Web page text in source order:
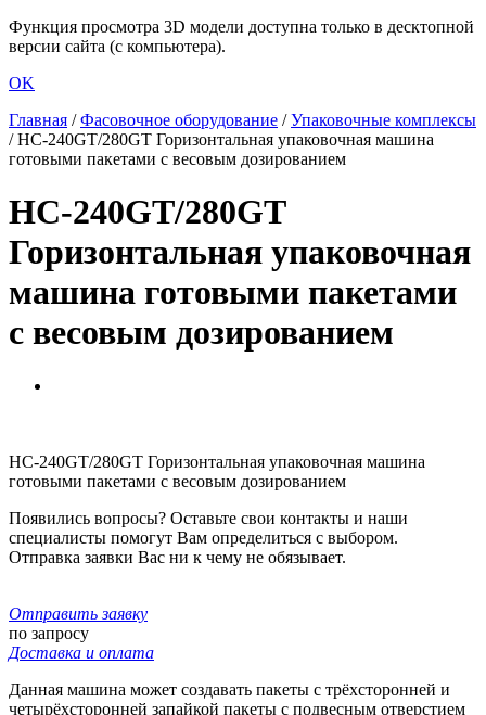
Функция просмотра 3D модели доступна только в десктопной
версии сайта (с компьютера).
OK
Главная /Фасовочное оборудование /Упаковочные комплексы
/HC-240GT/280GT Горизонтальная упаковочная машина
готовыми пакетами с весовым дозированием
HC-240GT/280GT
Горизонтальная упаковочная
машина готовыми пакетами
с весовым дозированием
HC-240GT/280GT Горизонтальная упаковочная машина
готовыми пакетами с весовым дозированием
Появились вопросы? Оставьте свои контакты и наши
специалисты помогут Вам определиться с выбором.
Отправка заявки Вас ни к чему не обязывает.
Отправить заявку
по запросу
Доставка и оплата
Данная машина может создавать пакеты с трёхсторонней и
четырёхсторонней запайкой пакеты с подвесным отверстием